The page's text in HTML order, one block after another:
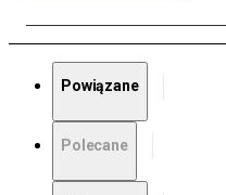
Powiązane
Polecane